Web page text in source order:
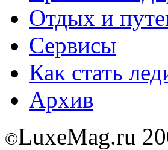
Отдых и
Сервисы
Как стать
Архив
©LuxeMag.ru